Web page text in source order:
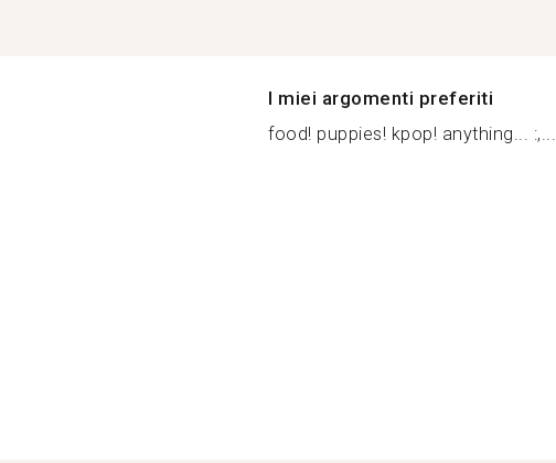
I miei argomenti preferiti
food! puppies! kpop! anything... :,...